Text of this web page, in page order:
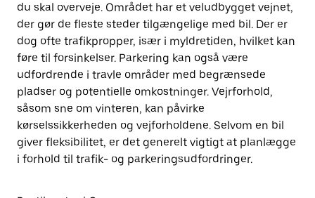
du skal overveje. Området har et veludbygget vejnet,
der gør de fleste steder tilgængelige med bil. Der er
dog ofte trafikpropper, især i myldretiden, hvilket kan
føre til forsinkelser. Parkering kan også være
udfordrende i travle områder med begrænsede
pladser og potentielle omkostninger. Vejrforhold,
såsom sne om vinteren, kan påvirke
kørselssikkerheden og vejforholdene. Selvom en bil
giver fleksibilitet, er det generelt vigtigt at planlægge
i forhold til trafik- og parkeringsudfordringer.